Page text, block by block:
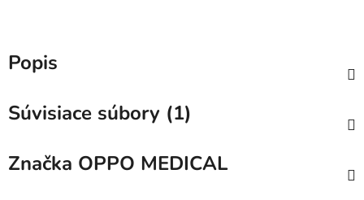
Popis
Súvisiace súbory (1)
Značka OPPO MEDICAL